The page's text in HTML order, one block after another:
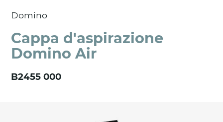
Domino
Cappa d'aspirazione
Domino Air
B2455 000
Email *